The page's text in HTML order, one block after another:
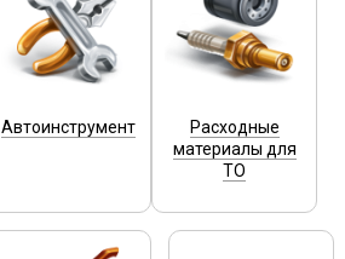
Автоинструмент
Расходные
материалы для
ТО